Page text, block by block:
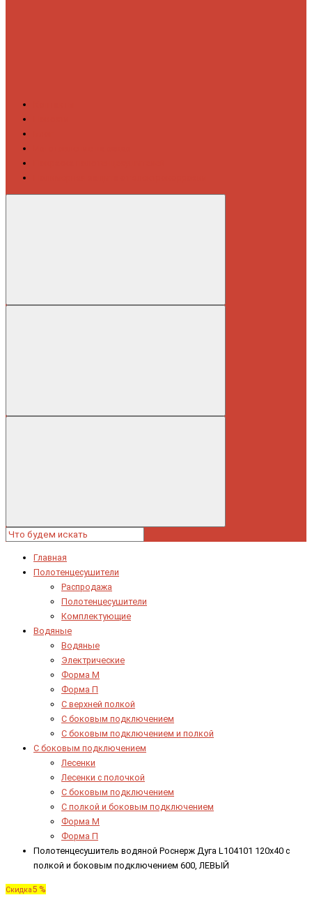
Главная
Полотенцесушители
Распродажа
Полотенцесушители
Комплектующие
Водяные
Водяные
Электрические
Форма М
Форма П
C верхней полкой
C боковым подключением
C боковым подключением и полкой
С боковым подключением
Лесенки
Лесенки с полочкой
С боковым подключением
С полкой и боковым подключением
Форма М
Форма П
Полотенцесушитель водяной Роснерж Дуга L104101 120x40 с
полкой и боковым подключением 600, ЛЕВЫЙ
Скидка5 %